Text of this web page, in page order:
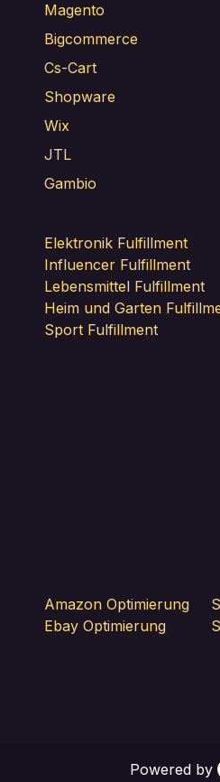
Elektronik Fulfillment
Influencer Fulfillment
Lebensmittel Fulfillment
Heim und Garten
Sport Fulfillment
Magento
Bigcommerce
Cs-Cart
Shopware
Wix
JTL
Gambio
Amazon Optimierung
Ebay Optimierung
Powered by